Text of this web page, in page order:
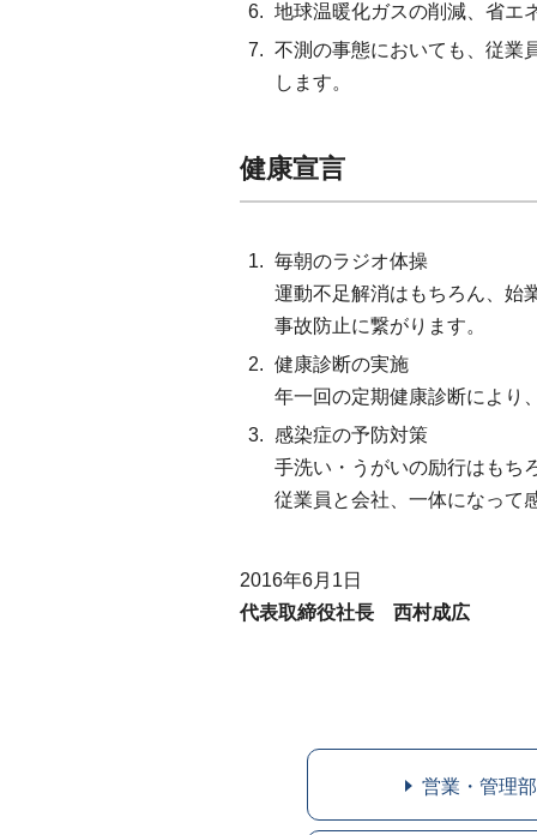
地球温暖化ガスの削減、省エ
不測の事態においても、従業
します。
健康宣言
毎朝のラジオ体操
運動不足解消はもちろん、始
事故防止に繋がります。
健康診断の実施
年一回の定期健康診断により
感染症の予防対策
手洗い・うがいの励行はもち
従業員と会社、一体になって
2016年6月1日
代表取締役社長 西村成広
営業・管理